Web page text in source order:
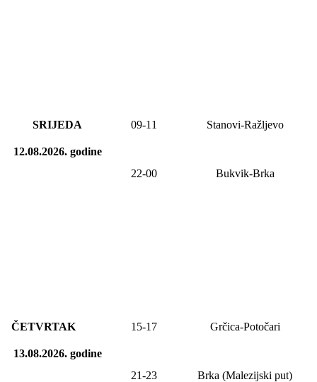
SRIJEDA
12.08.2026.godine
09-1 1 Stanovi-Ražljevo
22-00 Bukvik-Brka
ČETVRTAK
13.08.2026.godine
15-17 Grčica-Potočari
21-23 Brka (Malezijski put)